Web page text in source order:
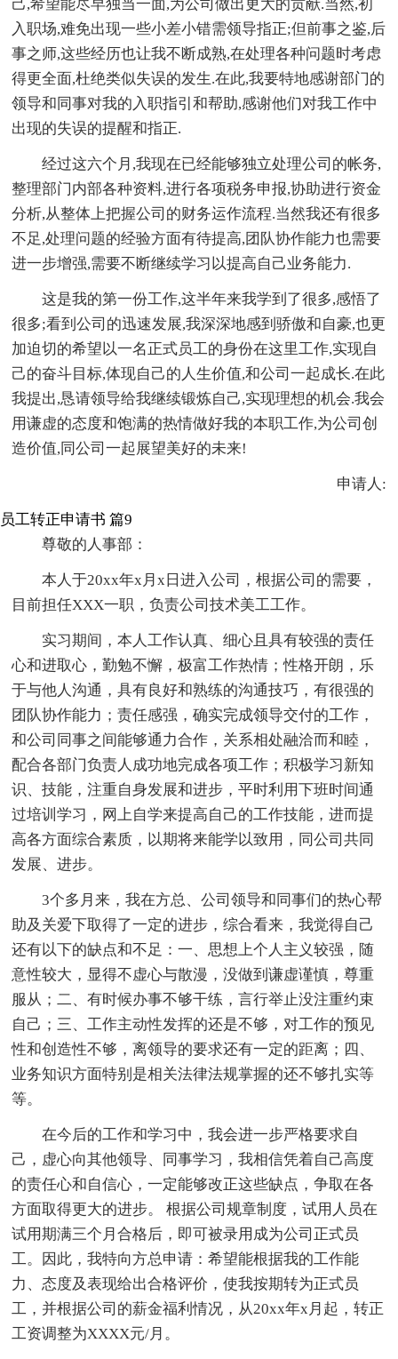
己,希望能尽早独当一面,为公司做出更大的贡献.当然,初
入职场,难免出现一些小差小错需领导指正;但前事之鉴,后
事之师,这些经历也让我不断成熟,在处理各种问题时考虑
得更全面,杜绝类似失误的发生.在此,我要特地感谢部门的
领导和同事对我的入职指引和帮助,感谢他们对我工作中
出现的失误的提醒和指正.
经过这六个月,我现在已经能够独立处理公司的帐务,
整理部门内部各种资料,进行各项税务申报,协助进行资金
分析,从整体上把握公司的财务运作流程.当然我还有很多
不足,处理问题的经验方面有待提高,团队协作能力也需要
进一步增强,需要不断继续学习以提高自己业务能力.
这是我的第一份工作,这半年来我学到了很多,感悟了
很多;看到公司的迅速发展,我深深地感到骄傲和自豪,也更
加迫切的希望以一名正式员工的身份在这里工作,实现自
己的奋斗目标,体现自己的人生价值,和公司一起成长.在此
我提出,恳请领导给我继续锻炼自己,实现理想的机会.我会
用谦虚的态度和饱满的热情做好我的本职工作,为公司创
造价值,同公司一起展望美好的未来!
申请人:
员工转正申请书 篇9
尊敬的人事部：
本人于20xx年x月x日进入公司，根据公司的需要，
目前担任XXX一职，负责公司技术美工工作。
实习期间，本人工作认真、细心且具有较强的责任
心和进取心，勤勉不懈，极富工作热情；性格开朗，乐
于与他人沟通，具有良好和熟练的沟通技巧，有很强的
团队协作能力；责任感强，确实完成领导交付的工作，
和公司同事之间能够通力合作，关系相处融洽而和睦，
配合各部门负责人成功地完成各项工作；积极学习新知
识、技能，注重自身发展和进步，平时利用下班时间通
过培训学习，网上自学来提高自己的工作技能，进而提
高各方面综合素质，以期将来能学以致用，同公司共同
发展、进步。
3个多月来，我在方总、公司领导和同事们的热心帮
助及关爱下取得了一定的进步，综合看来，我觉得自己
还有以下的缺点和不足：一、思想上个人主义较强，随
意性较大，显得不虚心与散漫，没做到谦虚谨慎，尊重
服从；二、有时候办事不够干练，言行举止没注重约束
自己；三、工作主动性发挥的还是不够，对工作的预见
性和创造性不够，离领导的要求还有一定的距离；四、
业务知识方面特别是相关法律法规掌握的还不够扎实等
等。
在今后的工作和学习中，我会进一步严格要求自
己，虚心向其他领导、同事学习，我相信凭着自己高度
的责任心和自信心，一定能够改正这些缺点，争取在各
方面取得更大的进步。 根据公司规章制度，试用人员在
试用期满三个月合格后，即可被录用成为公司正式员
工。因此，我特向方总申请：希望能根据我的工作能
力、态度及表现给出合格评价，使我按期转为正式员
工，并根据公司的薪金福利情况，从20xx年x月起，转正
工资调整为XXXX元/月。